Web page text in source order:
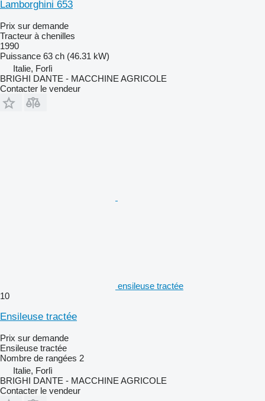
Lamborghini 653
Prix sur demande
Tracteur à chenilles
1990
Puissance 63 ch (46.31 kW)
Italie, Forlì
BRIGHI DANTE - MACCHINE AGRICOLE
Contacter le vendeur
ensileuse tractée
10
Ensileuse tractée
Prix sur demande
Ensileuse tractée
Nombre de rangées 2
Italie, Forlì
BRIGHI DANTE - MACCHINE AGRICOLE
Contacter le vendeur